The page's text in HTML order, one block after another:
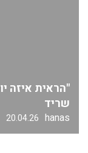
"הראית איזה
שריד
hanas
20.04.26